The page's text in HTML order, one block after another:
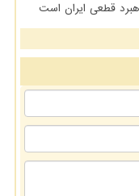
قطعی ایران است